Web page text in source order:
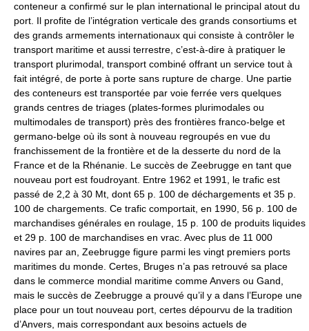
conteneur a confirmé sur le plan international le principal atout du
port. Il profite de l’intégration verticale des grands consortiums et
des grands armements internationaux qui consiste à contrôler le
transport maritime et aussi terrestre, c’est-à-dire à pratiquer le
transport plurimodal, transport combiné offrant un service tout à
fait intégré, de porte à porte sans rupture de charge. Une partie
des conteneurs est transportée par voie ferrée vers quelques
grands centres de triages (plates-formes plurimodales ou
multimodales de transport) près des frontières franco-belge et
germano-belge où ils sont à nouveau regroupés en vue du
franchissement de la frontière et de la desserte du nord de la
France et de la Rhénanie. Le succès de Zeebrugge en tant que
nouveau port est foudroyant. Entre 1962 et 1991, le trafic est
passé de 2,2 à 30 Mt, dont 65 p. 100 de déchargements et 35 p.
100 de chargements. Ce trafic comportait, en 1990, 56 p. 100 de
marchandises générales en roulage, 15 p. 100 de produits liquides
et 29 p. 100 de marchandises en vrac. Avec plus de 11 000
navires par an, Zeebrugge figure parmi les vingt premiers ports
maritimes du monde. Certes, Bruges n’a pas retrouvé sa place
dans le commerce mondial maritime comme Anvers ou Gand,
mais le succès de Zeebrugge a prouvé qu’il y a dans l’Europe une
place pour un tout nouveau port, certes dépourvu de la tradition
d’Anvers, mais correspondant aux besoins actuels de